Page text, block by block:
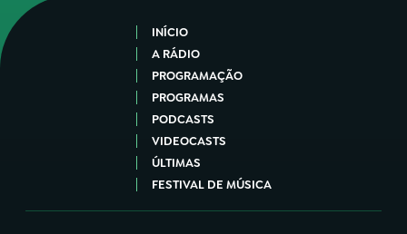
INÍCIO
A RÁDIO
PROGRAMAÇÃO
PROGRAMAS
PODCASTS
VIDEOCASTS
ÚLTIMAS
FESTIVAL DE MÚSICA